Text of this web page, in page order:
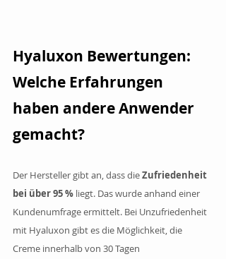
Hyaluxon Bewertungen:
Welche Erfahrungen
haben andere Anwender
gemacht?
Der Hersteller gibt an, dass die Zufriedenheit
bei über 95 % liegt. Das wurde anhand einer
Kundenumfrage ermittelt. Bei Unzufriedenheit
mit Hyaluxon gibt es die Möglichkeit, die
Creme innerhalb von 30 Tagen